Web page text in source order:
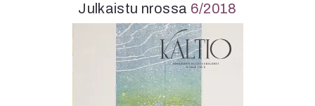
Julkaistu nrossa 6/2018